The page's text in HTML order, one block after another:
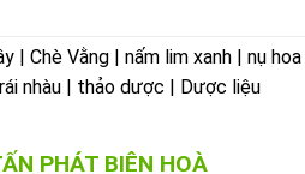
| Chè Vằng | nấm lim xanh | nụ hoa
nhàu | thảo dược | Dược liệu
PHÁT BIÊN HOÀ